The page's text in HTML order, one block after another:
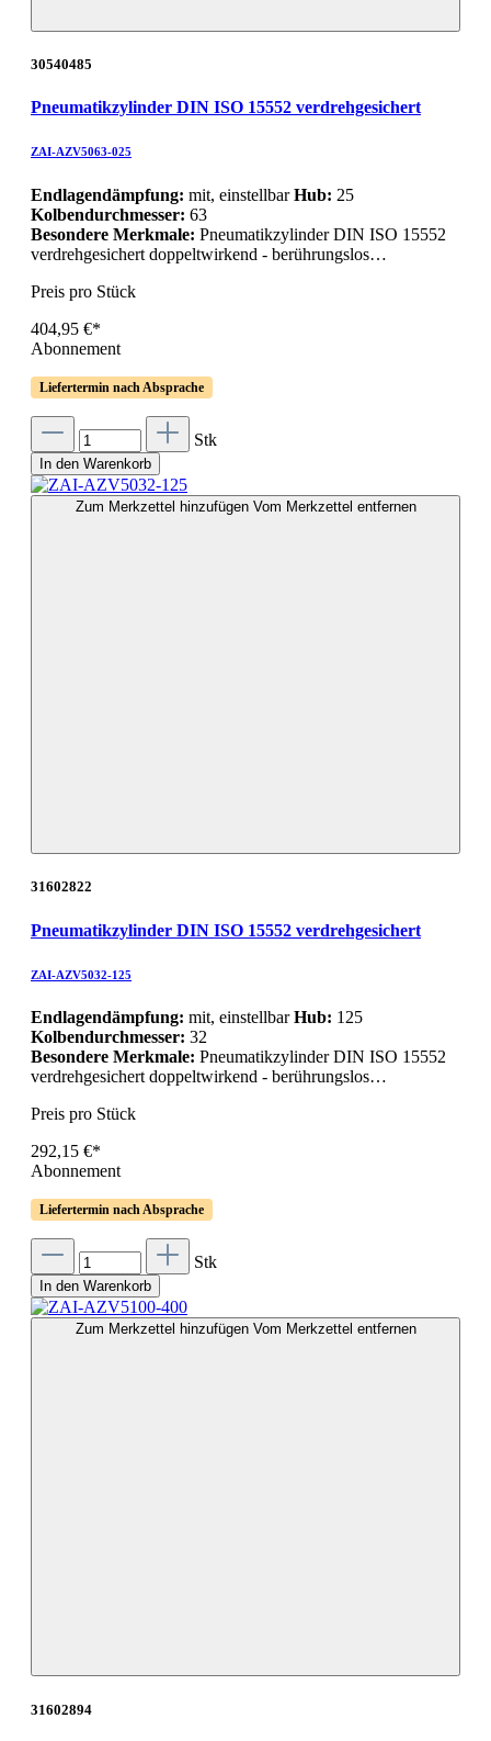
30540485
Pneumatikzylinder DIN ISO 15552 verdrehgesichert
ZAI-AZV5063-025
Endlagendämpfung: mit, einstellbarHub: 25
Kolbendurchmesser: 63
Besondere Merkmale: Pneumatikzylinder DIN ISO 15552
verdrehgesichert doppeltwirkend - berührungslos…
Preis pro Stück
404,95 €*
Abonnement
Liefertermin nach Absprache
Stk
In den Warenkorb
Zum Merkzettel hinzufügen Vom Merkzettel entfernen
31602822
Pneumatikzylinder DIN ISO 15552 verdrehgesichert
ZAI-AZV5032-125
Endlagendämpfung: mit, einstellbarHub: 125
Kolbendurchmesser: 32
Besondere Merkmale: Pneumatikzylinder DIN ISO 15552
verdrehgesichert doppeltwirkend - berührungslos…
Preis pro Stück
292,15 €*
Abonnement
Liefertermin nach Absprache
Stk
In den Warenkorb
Zum Merkzettel hinzufügen Vom Merkzettel entfernen
31602894